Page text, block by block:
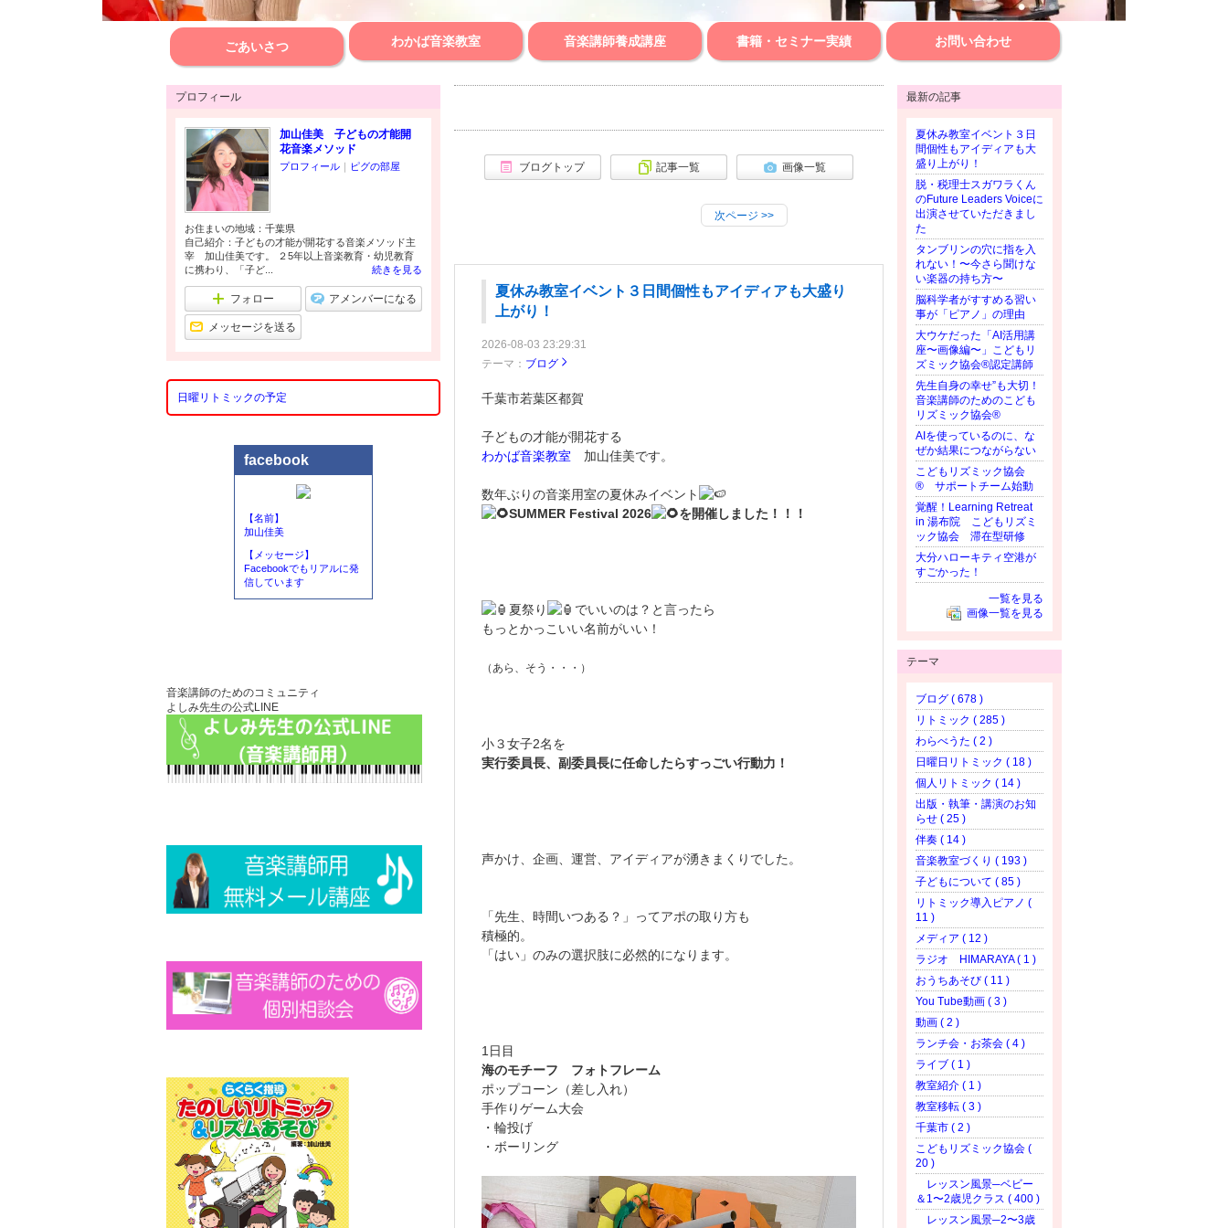
ブログトップ 記事一覧 画像一覧
次ページ >>
夏休み教室イベント３日間個性もアイディアも大盛り
上がり！
2026-08-03 23:29:31
テーマ： ブログ
千葉市若葉区都賀
子どもの才能が開花する
わかば音楽教室 加山佳美です。
数年ぶりの音楽用室の夏休みイベント
SUMMER Festival 2026
を開催しました！！！
夏祭り
でいいのは？と言ったら
もっとかっこいい名前がいい！
（あら、そう・・・）
小３女子2名を
実行委員長、副委員長に任命したらすっごい行動力！
声かけ、企画、運営、アイディアが湧きまくりでした。
「先生、時間いつある？」ってアポの取り方も
積極的。
「はい」のみの選択肢に必然的になります。
1日目
海のモチーフ フォトフレーム
ポップコーン（差し入れ）
手作りゲーム大会
・輪投げ
・ボーリング
プロフィール
加山佳美 子どもの才能開
花音楽メソッド
プロフィール ｜ ピグの部屋
お住まいの地域： 千葉県
自己紹介：子どもの才能が開花する音楽メソッド主
宰 加山佳美です。 ２5年以上音楽教育・幼児教育
に携わり、「子ど...
続きを見る
フォロー アメンバーになる
メッセージを送る
日曜リトミックの予定
facebook
【名前】
加山佳美
【メッセージ】
Facebookでもリアルに発
信しています
音楽講師のためのコミュニティ
よしみ先生の公式LINE
ごあいさつ わかば音楽教室 音楽講師養成講座 書籍・セミナー実績 お問い合わせ
最新の記事
夏休み教室イベント３日
間個性もアイディアも大
盛り上がり！
脱・税理士スガワラくん
のFuture Leaders Voiceに
出演させていただきまし
た
タンブリンの穴に指を入
れない！〜今さら聞けな
い楽器の持ち方〜
脳科学者がすすめる習い
事が「ピアノ」の理由
大ウケだった「AI活用講
座〜画像編〜」こどもリ
ズミック協会®︎認定講師
先生自身の幸せ”も大切！
音楽講師のためのこども
リズミック協会®️
AIを使っているのに、な
ぜか結果につながらない
こどもリズミック協会
®︎ サポートチーム始動
覚醒！Learning Retreat
in 湯布院 こどもリズミ
ック協会 滞在型研修
大分ハローキティ空港が
すごかった！
一覧を見る
画像一覧を見る
テーマ
ブログ ( 678 )
リトミック ( 285 )
わらべうた ( 2 )
日曜日リトミック ( 18 )
個人リトミック ( 14 )
出版・執筆・講演のお知
らせ ( 25 )
伴奏 ( 14 )
音楽教室づくり ( 193 )
子どもについて ( 85 )
リトミック導入ピアノ (
11 )
メディア ( 12 )
ラジオ HIMARAYA ( 1 )
おうちあそび ( 11 )
You Tube動画 ( 3 )
動画 ( 2 )
ランチ会・お茶会 ( 4 )
ライブ ( 1 )
教室紹介 ( 1 )
教室移転 ( 3 )
千葉市 ( 2 )
こどもリズミック協会 (
20 )
レッスン風景─ベビー
＆1〜2歳児クラス ( 400 )
レッスン風景─2〜3歳